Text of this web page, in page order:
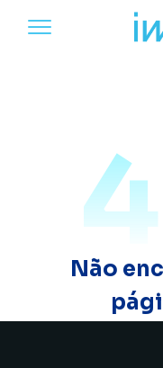
Não